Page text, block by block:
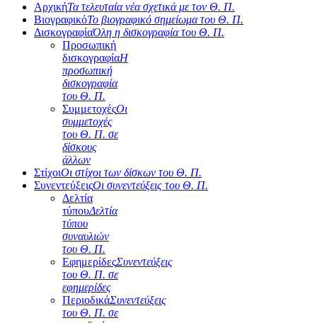
ΑρχικήΤα τελευταία νέα σχετικά με τον Θ. Π.
ΒιογραφικόΤο βιογραφικό σημείωμα του Θ. Π.
ΔισκογραφίαΌλη η δισκογραφία του Θ. Π.
Προσωπική
δισκογραφίαΗ
προσωπική
δισκογραφία
του Θ. Π.
ΣυμμετοχέςΟι
συμμετοχές
του Θ. Π. σε
δίσκους
άλλων
ΣτίχοιΟι στίχοι των δίσκων του Θ. Π.
ΣυνεντεύξειςΟι συνεντεύξεις του Θ. Π.
Δελτία
τύπουΔελτία
τύπου
συναυλιών
του Θ. Π.
ΕφημερίδεςΣυνεντεύξεις
του Θ. Π. σε
εφημερίδες
ΠεριοδικάΣυνεντεύξεις
του Θ. Π. σε